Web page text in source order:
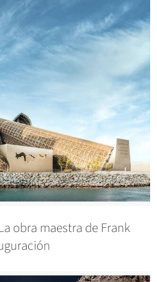
obra maestra de Frank